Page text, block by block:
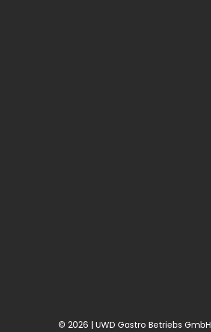
© 2026 | UWD Gastro Betriebs GmbH